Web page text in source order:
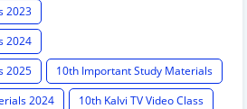
2023
2024
2025
10th Important Study Materials
2024
10th Kalvi TV Video Class